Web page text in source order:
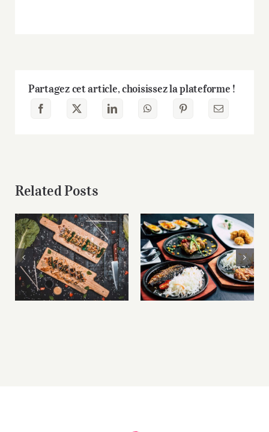
Partagez cet article, choisissez la plateforme !
Related Posts
Food Corner: Top
Japanese
Restaurants for
Sushi
Roundup: My New
Favourite Recipes
For Healthy Living